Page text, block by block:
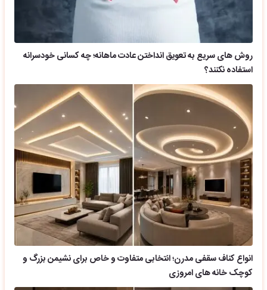
روش های سریع به تعویق انداختن عادت ماهانه؛ چه کسانی خودسرانه
استفاده نکنند؟
انواع کناف سقفی مدرن؛ انتخابی متفاوت و خاص برای نشیمن بزرگ و
کوچک خانه های امروزی